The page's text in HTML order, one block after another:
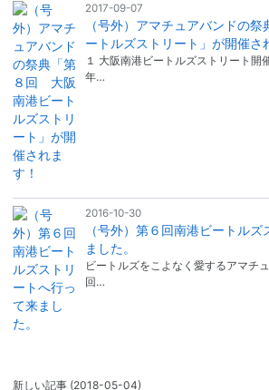
2017-09-07
（号外）アマチュアバンドの
ートルズストリート」が開催さ
１ 大阪南港ビートルズストリート開
年…
2016-10-30
（号外）第６回南港ビートル
ました。
ビートルズをこよなく愛するアマチ
回…
新しい記事 (2018-05-04)